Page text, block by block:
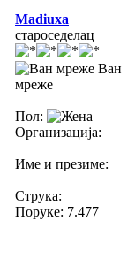
Madiuxa
староседелац
Ван
мреже
Пол:
Организација:
Име и презиме:
Струка:
Поруке: 7.477